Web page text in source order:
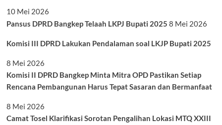
10 Mei 2026
Pansus DPRD Bangkep Telaah LKPJ Bupati 2025 8 Mei 2026
Komisi III DPRD Lakukan Pendalaman soal LKJP Bupati 2025
8 Mei 2026
Komisi II DPRD Bangkep Minta Mitra OPD Pastikan Setiap
Rencana Pembangunan Harus Tepat Sasaran dan Bermanfaat
8 Mei 2026
Camat Tosel Klarifikasi Sorotan Pengalihan Lokasi MTQ XXIII